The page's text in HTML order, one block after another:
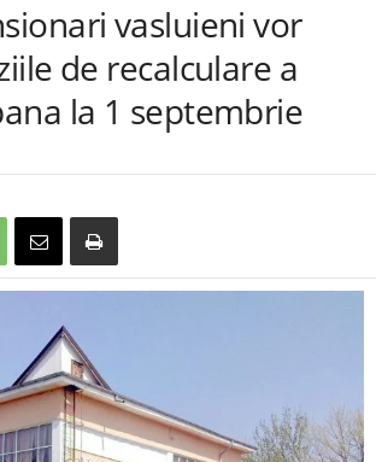
vasluieni vor
de recalculare a
la 1 septembrie